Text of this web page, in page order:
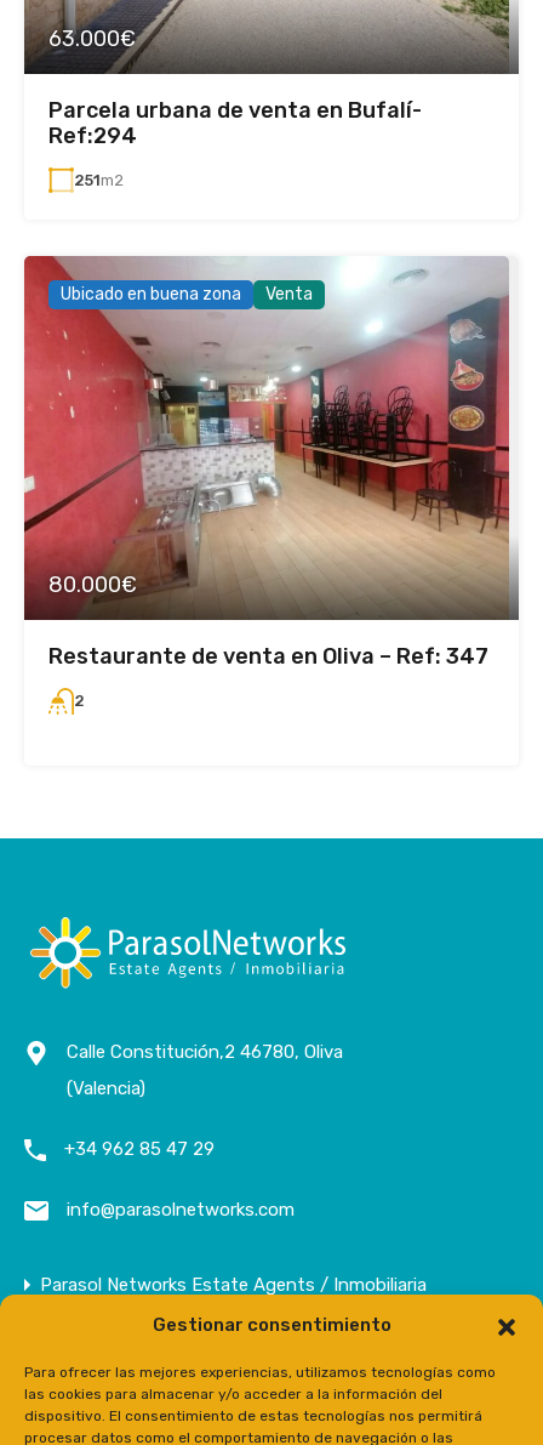
Gestionar consentimiento
Para ofrecer las mejores experiencias, utilizamos tecnologías como
las cookies para almacenar y/o acceder a la información del
dispositivo. El consentimiento de estas tecnologías nos permitirá
procesar datos como el comportamiento de navegación o las
63.000€
Parcela urbana de venta en Bufalí-
Ref:294
251m2
Ubicado en buena zona Venta
80.000€
Restaurante de venta en Oliva – Ref: 347
2
Calle Constitución,2 46780, Oliva
(Valencia)
+34 962 85 47 29
info@parasolnetworks.com
Parasol Networks Estate Agents / Inmobiliaria
Inmuebles
Contacto